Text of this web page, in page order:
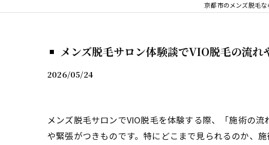
京都市のメンズ脱毛
メンズ脱毛サロン体験談でVIO脱毛の流
2026/05/24
メンズ脱毛サロンでVIO脱毛を体験する際、「施術の
や緊張がつきものです。特にどこまで見られるのか、